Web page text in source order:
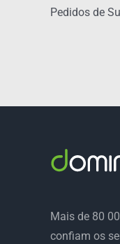
Pedidos de
Mais de 80
confiam os